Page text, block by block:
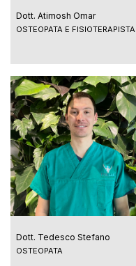
Dott. Atimosh Omar
OSTEOPATA E FISIOTERAPISTA
Dott. Tedesco Stefano
OSTEOPATA